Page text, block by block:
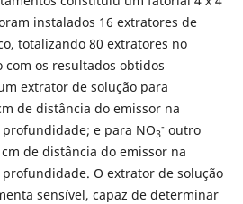
instalados 16 extratores de
totalizando 80 extratores no
com os resultados obtidos
extrator de solução para
de distância do emissor na
e para NO3
-outro
de distância do emissor na
O extrator de solução
sensível, capaz de determinar